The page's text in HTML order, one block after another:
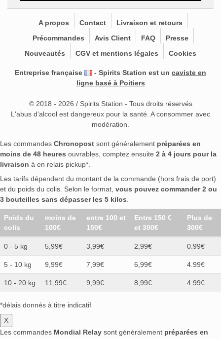
A propos Contact
Livraison et retours
Précommandes
Avis Client FAQ
Presse
Nouveautés
CGV et mentions légales Cookies
Entreprise française - Spirits Station est un caviste en
ligne basé à Poitiers
© 2018 - 2026 / Spirits Station - Tous droits réservés
L'abus d'alcool est dangereux pour la santé. A consommer avec
modération.
Les commandes Chronopost sont généralement préparées en
moins de 48 heures ouvrables, comptez ensuite 2 à 4 jours pour la
livraison à en relais pickup*.
Les tarifs dépendent du montant de la commande (hors frais de port)
et du poids du colis. Selon le format, vous pouvez commander 2 ou
3 bouteilles sans dépasser les 5 kilos
Poids du
colis
moins de
100€
entre 100 et
150€
Entre 150 €
et 300€
Plus de
300€
0 - 5 kg 5,99€ 3,99€ 2,99€ 0.99€
5 - 10 kg 9,99€ 7,99€ 6,99€ 4.99€
10 - 20 kg 11,99€ 9,99€ 8,99€ 4.99€
*délais donnés à titre indicatif
X
Les commandes Mondial Relay sont généralement préparées en